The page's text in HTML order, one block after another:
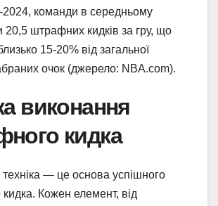
2024, команди в середньому
20,5 штрафних кидків за гру, що
15-20% від загальної
очок (джерело: NBA.com).
виконання
кидка
— це основа успішного
Кожен елемент, від